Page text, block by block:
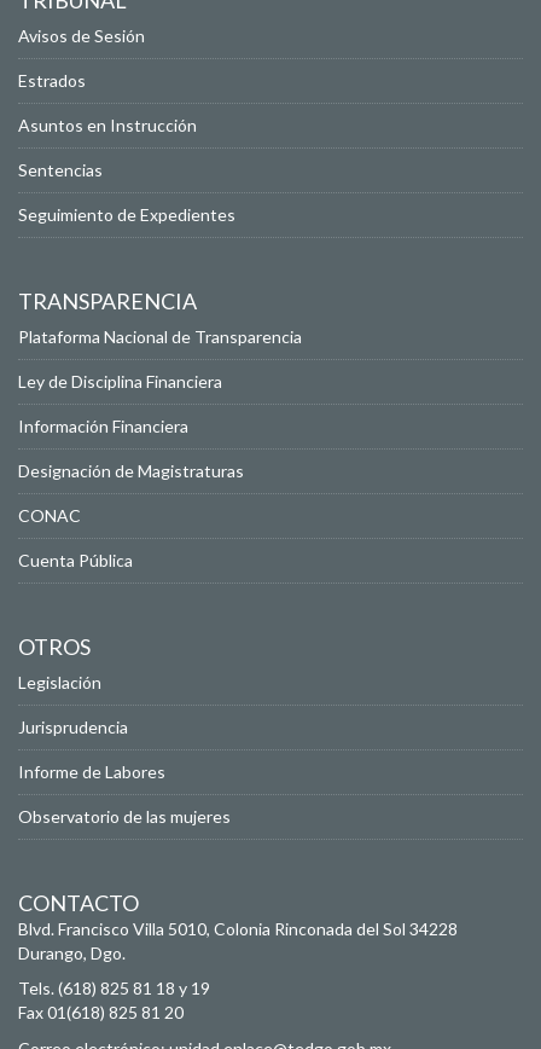
Avisos de Sesión
Estrados
Asuntos en Instrucción
Sentencias
Seguimiento de Expedientes
TRANSPARENCIA
Plataforma Nacional de Transparencia
Ley de Disciplina Financiera
Información Financiera
Designación de Magistraturas
CONAC
Cuenta Pública
OTROS
Legislación
Jurisprudencia
Informe de Labores
Observatorio de las mujeres
CONTACTO
Blvd. Francisco Villa 5010, Colonia Rinconada del Sol 34228
Durango, Dgo.
Tels. (618) 825 81 18 y 19
Fax 01(618) 825 81 20